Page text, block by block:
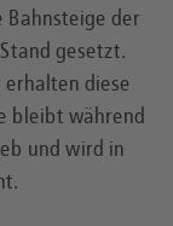
Bahnsteige der
gesetzt.
erhalten diese
bleibt während
und wird in